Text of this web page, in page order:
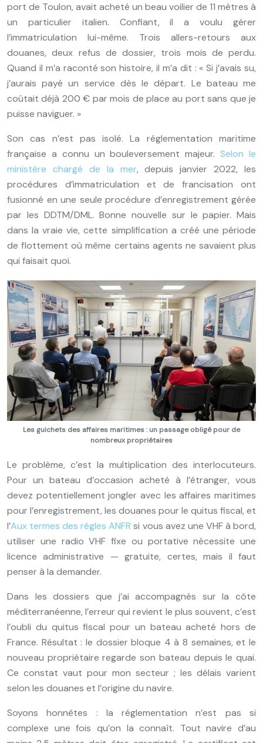
port de Toulon, avait acheté un beau voilier de 11 mètres à
un particulier italien. Confiant, il a voulu gérer
l’immatriculation lui-même. Trois allers-retours aux
douanes, deux refus de dossier, trois mois de perdu.
Quand il m’a raconté son histoire, il m’a dit : « Si j’avais su,
j’aurais payé un service dès le départ. Le bateau me
coûtait déjà 200 € par mois de place au port sans que je
puisse naviguer. »
Son cas n’est pas isolé. La réglementation maritime
française a connu un bouleversement majeur.Selon le
ministère chargé de la mer, depuis janvier 2022, les
procédures d’immatriculation et de francisation ont
fusionné en une seule procédure d’enregistrement gérée
par les DDTM/DML. Bonne nouvelle sur le papier. Mais
dans la vraie vie, cette simplification a créé une période
de flottement où même certains agents ne savaient plus
qui faisait quoi.
Les guichets des affaires maritimes : un passage obligé pour de
nombreux propriétaires
Le problème, c’est la multiplication des interlocuteurs.
Pour un bateau d’occasion acheté à l’étranger, vous
devez potentiellement jongler avec les affaires maritimes
pour l’enregistrement, les douanes pour le quitus fiscal, et
l’Aux termes des règles ANFR si vous avez une VHF à bord,
utiliser une radio VHF fixe ou portative nécessite une
licence administrative — gratuite, certes, mais il faut
penser à la demander.
Dans les dossiers que j’ai accompagnés sur la côte
méditerranéenne, l’erreur qui revient le plus souvent, c’est
l’oubli du quitus fiscal pour un bateau acheté hors de
France. Résultat : le dossier bloque 4 à 8 semaines, et le
nouveau propriétaire regarde son bateau depuis le quai.
Ce constat vaut pour mon secteur ; les délais varient
selon les douanes et l’origine du navire.
Soyons honnêtes : la réglementation n’est pas si
complexe une fois qu’on la connaît. Tout navire d’au